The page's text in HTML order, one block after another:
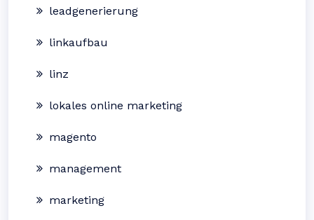
leadgenerierung
linkaufbau
linz
lokales online marketing
magento
management
marketing